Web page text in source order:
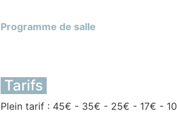
Programme de salle
Tarifs
Plein tarif : 45€ - 35€ - 25€ - 17€ -